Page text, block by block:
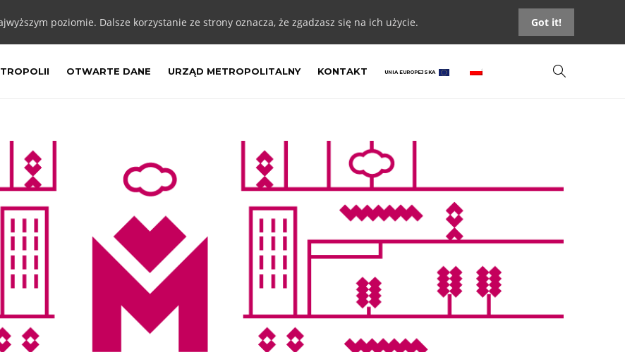
poziomie. Dalsze korzystanie ze strony oznacza, że zgadzasz się na ich użycie. Got it!
OTWARTE DANE URZĄD METROPOLITALNY KONTAKT UNIA EUROPEJSKA